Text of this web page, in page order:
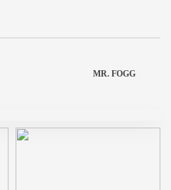
MR. FOGG